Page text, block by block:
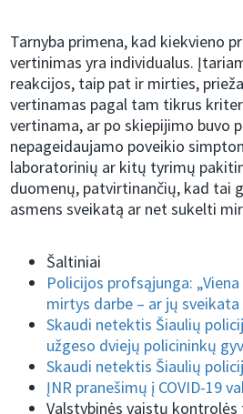
Tarnyba primena, kad kiekvieno
vertinimas yra individualus.
reakcijos, taip pat ir mirties,
vertinamas pagal tam tikrus
vertinama, ar po skiepijimo buvo
nepageidaujamo poveikio
laboratorinių ar kitų tyrimų
duomenų, patvirtinančių, kad tai
asmens sveikatą ar net sukelti
Šaltiniai
Policijos profsąjunga:
mirtys darbe – ar jų
Skaudi netektis Šiaulių
užgeso dviejų policininkų
Skaudi netektis Šiaulių
ĮNR pranešimų į COVID-19
Valstybinės vaistų